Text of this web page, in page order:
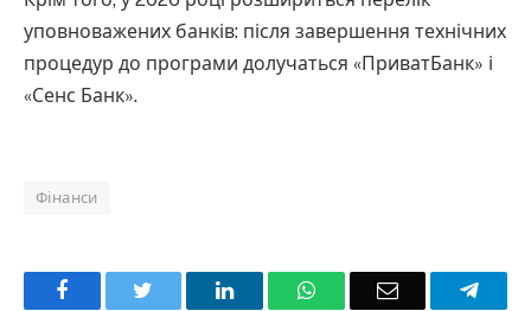
уповноважених банків: після завершення технічних
процедур до програми долучаться «ПриватБанк» і
«Сенс Банк».
Фінанси
Facebook LinkedInWhatsAppEmail